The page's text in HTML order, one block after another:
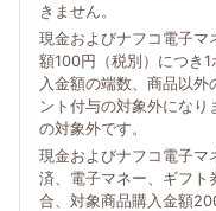
きません。
現金およびナフコ電子マ
額100円（税別）につき
入金額の端数、商品以
ント付与の対象外になり
の対象外です。
現金およびナフコ電子マ
済、電子マネー、ギフト
合、対象商品購入金額